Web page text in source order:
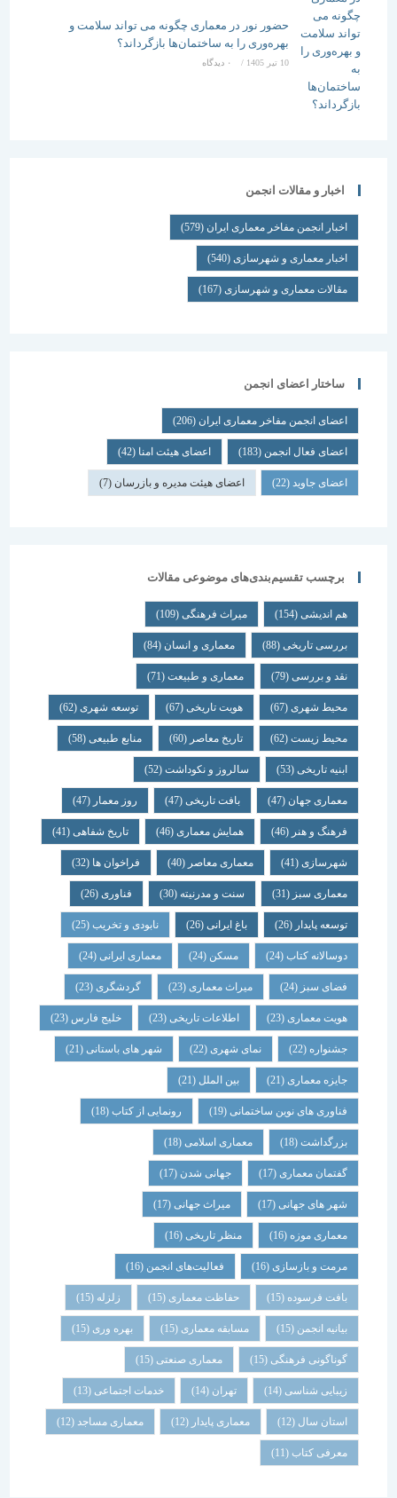
حضور نور در معماری چگونه می تواند سلامت و
بهره‌وری را به ساختمان‌ها بازگرداند؟
/ ۰ دیدگاه
اخبار و مقالات انجمن
اخبار انجمن مفاخر معماری ایران (579)
اخبار معماری و شهرسازی(540)
مقالات معماری و شهرسازی(167)
ساختار اعضای انجمن
اعضای انجمن مفاخر معماری ایران (206)
اعضای فعال انجمن(183) اعضای هیئت امنا(42)
اعضای جاوید(22) اعضای هیئت مدیره و بازرسان(7)
برچسب تقسیم‌بندی‌های موضوعی مقالات
هم اندیشی (154) میراث فرهنگی (109)
بررسی تاریخی (88) معماری و انسان (84)
نقد و بررسی (79) معماری و طبیعت (71)
محیط شهری(67) هویت تاریخی(67) توسعه شهری(62)
محیط زیست(62) تاریخ معاصر(60) منابع طبیعی(58)
ابنیه تاریخی(53) سالروز و نکوداشت(52)
معماری جهان (47) بافت تاریخی(47) روز معمار(47)
فرهنگ و هنر(46) همایش معماری (46) تاریخ شفاهی (41)
شهرسازی(41) معماری معاصر(40) فراخوان ها (32)
معماری سبز(31) سنت و مدرنیته(30) فناوری (26)
توسعه پایدار(26) باغ ایرانی(26) نابودی و تخریب(25)
دوسالانه کتاب(24) مسکن (24) معماری ایرانی(24)
فضای سبز(24) میراث معماری (23) گردشگری (23)
هویت معماری (23) اطلاعات تاریخی(23) خلیج فارس(23)
جشنواره(22) نمای شهری(22) شهر های باستانی (21)
جایزه معماری (21) بین الملل(21)
فناوری های نوین ساختمانی(19) رونمایی از کتاب (18)
بزرگداشت (18) معماری اسلامی(18)
گفتمان معماری (17) جهانی شدن(17)
شهر های جهانی(17) میراث جهانی(17)
معماری موزه(16) منظر تاریخی (16)
مرمت و بازسازی(16) فعالیت‌های انجمن(16)
بافت فرسوده (15) حفاظت معماری (15) زلزله
بیانیه انجمن(15) مسابقه معماری (15) بهره وری(15)
گوناگونی فرهنگی (15) معماری صنعتی(15)
زیبایی شناسی (14) تهران خدمات اجتماعی (13)
استان سال(12) معماری پایدار (12) معماری مساجد(12)
معرفی کتاب(11)